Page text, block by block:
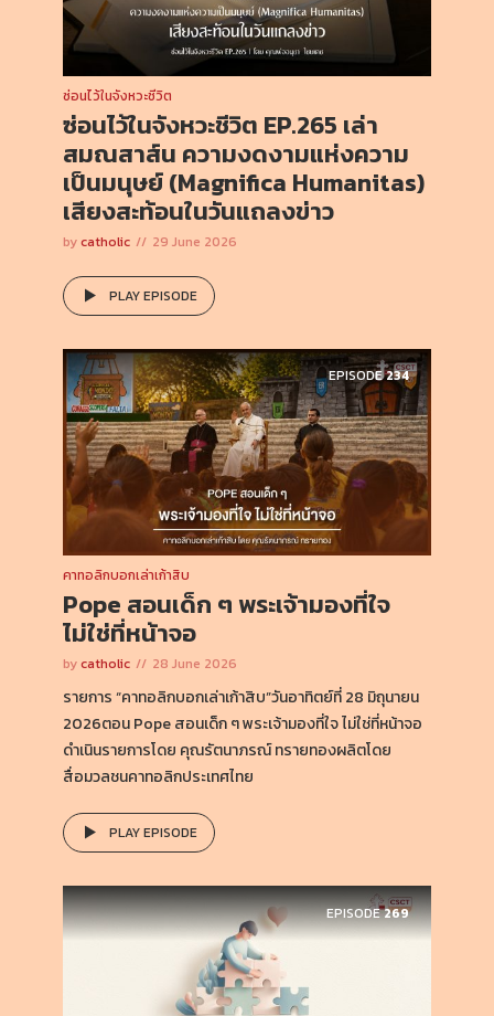
ซ่อนไว้ในจังหวะชีวิต
ซ่อนไว้ในจังหวะชีวิต EP.265 เล่า
สมณสาส์น ความงดงามแห่งความ
เป็นมนุษย์ (Magnifica Humanitas)
เสียงสะท้อนในวันแถลงข่าว
bycatholic 29 June 2026
PLAY EPISODE
EPISODE234
คาทอลิกบอกเล่าเก้าสิบ
Pope สอนเด็ก ๆ พระเจ้ามองที่ใจ
ไม่ใช่ที่หน้าจอ
bycatholic 28 June 2026
รายการ “คาทอลิกบอกเล่าเก้าสิบ”วันอาทิตย์ที่ 28 มิถุนายน
2026ตอน Pope สอนเด็ก ๆ พระเจ้ามองที่ใจ ไม่ใช่ที่หน้าจอ
ดำเนินรายการโดย คุณรัตนาภรณ์ ทรายทองผลิตโดย
สื่อมวลชนคาทอลิกประเทศไทย
PLAY EPISODE
EPISODE269